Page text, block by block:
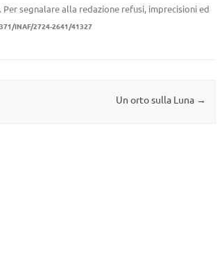
segnalare alla redazione refusi, imprecisioni ed
INAF/2724-2641/41327
Un orto sulla Luna →